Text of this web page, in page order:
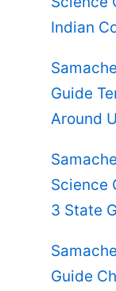
Indian
Guide
Around
Science
3 State
Guide